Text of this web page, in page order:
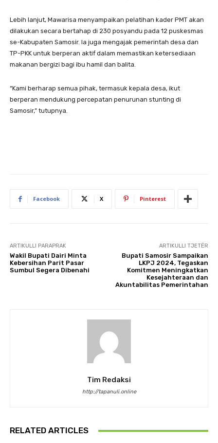
Lebih lanjut, Mawarisa menyampaikan pelatihan kader PMT akan
dilakukan secara bertahap di 230 posyandu pada 12 puskesmas
se-Kabupaten Samosir. Ia juga mengajak pemerintah desa dan
TP-PKK untuk berperan aktif dalam memastikan ketersediaan
makanan bergizi bagi ibu hamil dan balita.
“Kami berharap semua pihak, termasuk kepala desa, ikut
berperan mendukung percepatan penurunan stunting di
Samosir,” tutupnya.
Facebook X Pinterest
ARTIKULLI PARAPRAK
Wakil Bupati Dairi Minta
Kebersihan Parit Pasar
Sumbul Segera Dibenahi
ARTIKULLI TJETËR
Bupati Samosir Sampaikan
LKPJ 2024, Tegaskan
Komitmen Meningkatkan
Kesejahteraan dan
Akuntabilitas Pemerintahan
Tim Redaksi
http://tapanuli.online
RELATED ARTICLES